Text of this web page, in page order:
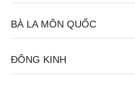
BÀ LA MÔN QUỐC
ĐÔNG KINH